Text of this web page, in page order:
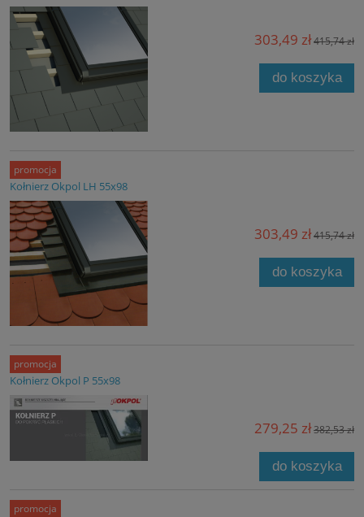
303,49 zł415,74 zł
do koszyka
Kołnierz Okpol LH 55x98
303,49 zł415,74 zł
do koszyka
promocja
Kołnierz Okpol P 55x98
279,25 zł382,53 zł
do koszyka
promocja
promocja